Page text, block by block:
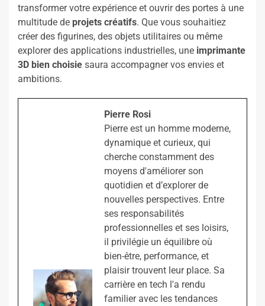
transformer votre expérience et ouvrir des portes à une
multitude de projets créatifs. Que vous souhaitiez
créer des figurines, des objets utilitaires ou même
explorer des applications industrielles, une imprimante
3D bien choisie saura accompagner vos envies et
ambitions.
Pierre Rosi
Pierre est un homme moderne,
dynamique et curieux, qui
cherche constamment des
moyens d'améliorer son
quotidien et d’explorer de
nouvelles perspectives. Entre
ses responsabilités
professionnelles et ses loisirs,
il privilégie un équilibre où
bien-être, performance, et
plaisir trouvent leur place. Sa
carrière en tech l'a rendu
familier avec les tendances